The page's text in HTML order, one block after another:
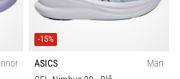
-15%
ASICS
Män